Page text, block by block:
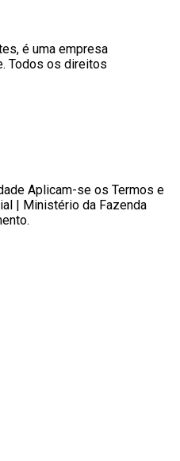
é uma empresa
Todos os direitos
Aplicam-se os Termos e
| Ministério da Fazenda